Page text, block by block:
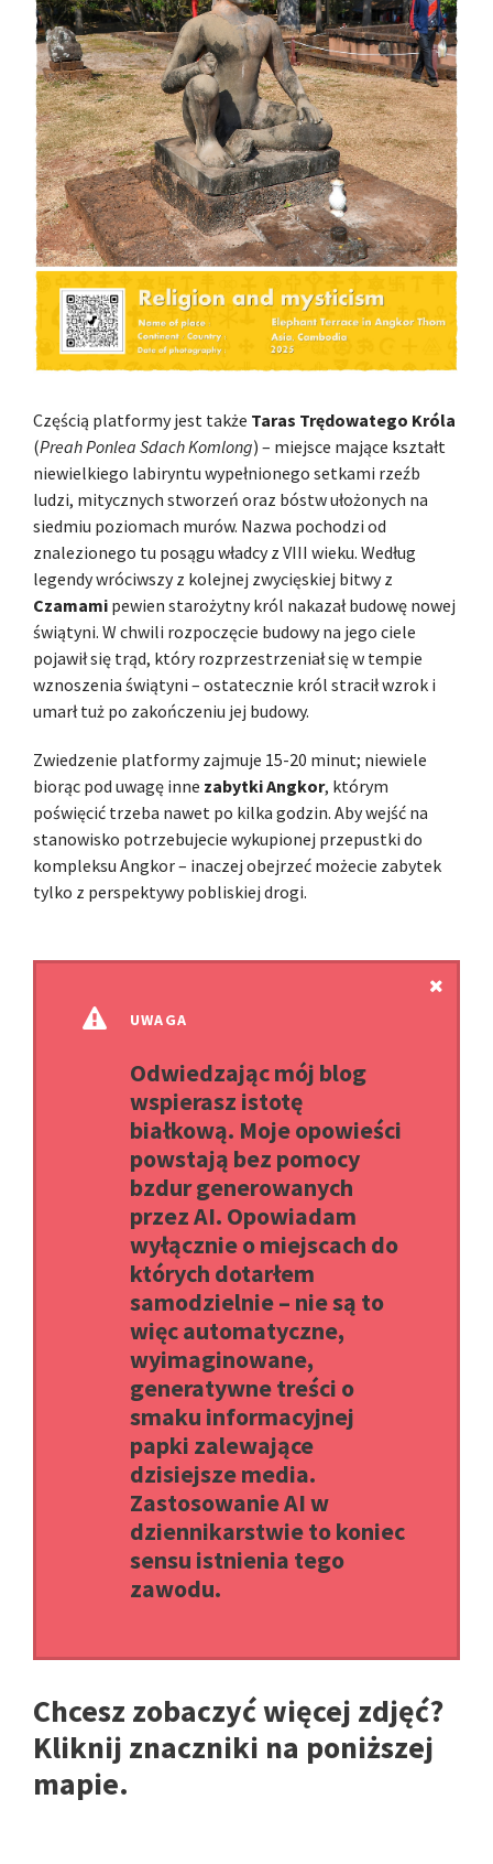
Częścią platformy jest także Taras Trędowatego Króla
(Preah Ponlea Sdach Komlong) – miejsce mające kształt
niewielkiego labiryntu wypełnionego setkami rzeźb
ludzi, mitycznych stworzeń oraz bóstw ułożonych na
siedmiu poziomach murów. Nazwa pochodzi od
znalezionego tu posągu władcy z VIII wieku. Według
legendy wróciwszy z kolejnej zwycięskiej bitwy z
Czamami pewien starożytny król nakazał budowę nowej
świątyni. W chwili rozpoczęcie budowy na jego ciele
pojawił się trąd, który rozprzestrzeniał się w tempie
wznoszenia świątyni – ostatecznie król stracił wzrok i
umarł tuż po zakończeniu jej budowy.
Zwiedzenie platformy zajmuje 15-20 minut; niewiele
biorąc pod uwagę inne zabytki Angkor, którym
poświęcić trzeba nawet po kilka godzin. Aby wejść na
stanowisko potrzebujecie wykupionej przepustki do
kompleksu Angkor – inaczej obejrzeć możecie zabytek
tylko z perspektywy pobliskiej drogi.
UWAGA
Odwiedzając mój blog
wspierasz istotę
białkową. Moje opowieści
powstają bez pomocy
bzdur generowanych
przez AI. Opowiadam
wyłącznie o miejscach do
których dotarłem
samodzielnie – nie są to
więc automatyczne,
wyimaginowane,
generatywne treści o
smaku informacyjnej
papki zalewające
dzisiejsze media.
Zastosowanie AI w
dziennikarstwie to koniec
sensu istnienia tego
zawodu.
Chcesz zobaczyć więcej zdjęć?
Kliknij znaczniki na poniższej
mapie.